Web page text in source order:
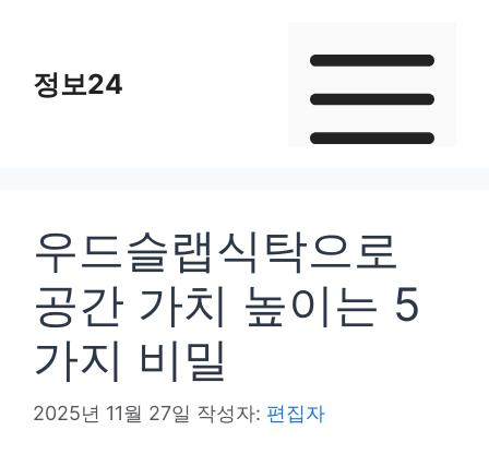
정보24
우드슬랩식탁으로
공간 가치 높이는 5
가지 비밀
2025년 11월 27일 작성자: 편집자